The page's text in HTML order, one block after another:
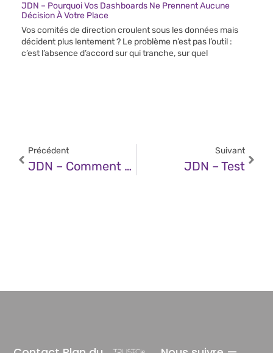
JDN – Pourquoi Vos Dashboards Ne Prennent Aucune
Décision À Votre Place
Vos comités de direction croulent sous les données mais
décident plus lentement ? Le problème n’est pas l’outil :
c’est l’absence d’accord sur qui tranche, sur quel
Précédent
JDN – Comment Les Agents IA Redéfinissent Les Contours Du Management ?
Suivant
JDN – Test